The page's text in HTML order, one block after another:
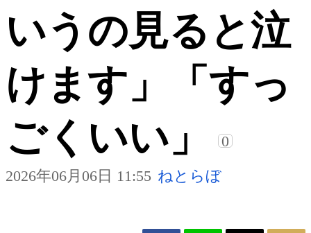
いうの見ると泣
けます」「すっ
ごくいい」
0
2026年06月06日 11:55 ねとらぼ